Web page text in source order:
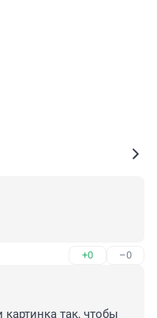
+0 –0
так, чтобы